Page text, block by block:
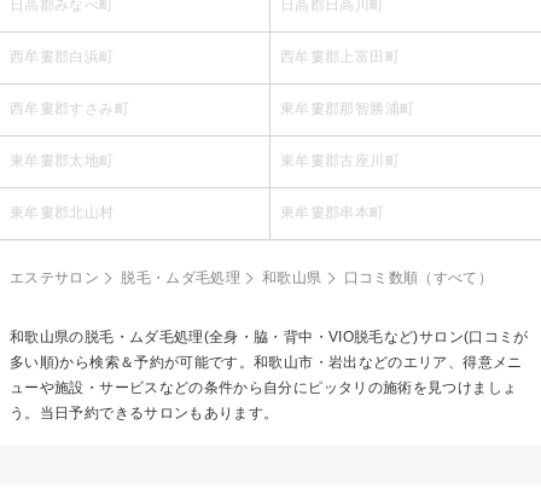
日高郡みなべ町 日高郡日高川町
西牟婁郡白浜町 西牟婁郡上富田町
西牟婁郡すさみ町 東牟婁郡那智勝浦町
東牟婁郡太地町 東牟婁郡古座川町
東牟婁郡北山村 東牟婁郡串本町
エステサロン 脱毛・ムダ毛処理 和歌山県 口コミ数順（すべて）
和歌山県の脱毛・ムダ毛処理(全身・脇・背中・VIO脱毛など)サロン(口コミが
多い順)から検索＆予約が可能です。和歌山市・岩出などのエリア、得意メニ
ューや施設・サービスなどの条件から自分にピッタリの施術を見つけましょ
う。当日予約できるサロンもあります。